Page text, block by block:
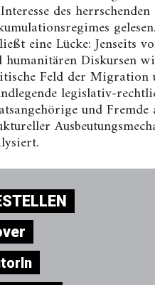
des herrschenden
eine Lücke: Jenseits
humanitären Diskursen
Feld der Migration
legislativ-
und Fremde